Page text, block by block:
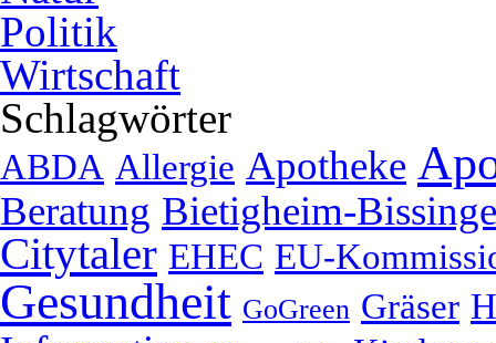
Politik
Wirtschaft
Schlagwörter
ABDA Allergie Apotheke
Beratung Bietigheim-
Citytaler EHEC EU-
Gesundheit GoGreen Gräser